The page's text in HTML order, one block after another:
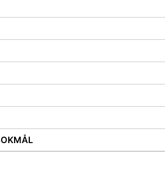
NA KOLA,ZÁVĚSY NA KOLA,RADY